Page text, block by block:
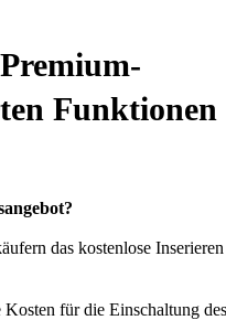
Funktionen
das kostenlose Inserieren
für die Einschaltung des